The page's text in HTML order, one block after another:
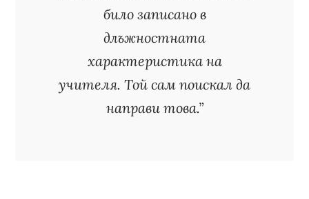
било записано в
длъжностната
характеристика на
учителя. Той сам поискал да
направи това.”